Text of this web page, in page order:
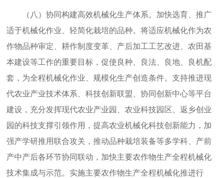
（八）协同构建高效机械化生产体系。加快选育、推广
适于机械化作业、轻简化栽培的品种。将适应机械化作为农
作物品种审定、耕作制度变革、产后加工工艺改进、农田基
本建设等工作的重要目标，促使良种、良法、良地、良机配
套，为全程机械化作业、规模化生产创造条件。支持推进现
代农业产业技术体系、科技创新联盟、协同创新中心等平台
建设，充分发挥现代农业产业园、农业科技园区、返乡创业
园的科技支撑引领作用，提高农业机械化科技创新能力，加
强产学研推用联合攻关，推动品种栽培装备等多学科、产前
产中产后各环节协同联动，加快主要农作物生产全程机械化
技术集成与示范。实施主要农作物生产全程机械化推进行